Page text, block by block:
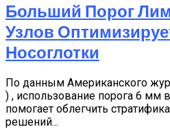
Больший Порог
Узлов
Носоглотки
По данным Американского
) , использование порога 6 мм
помогает облегчить
решений...